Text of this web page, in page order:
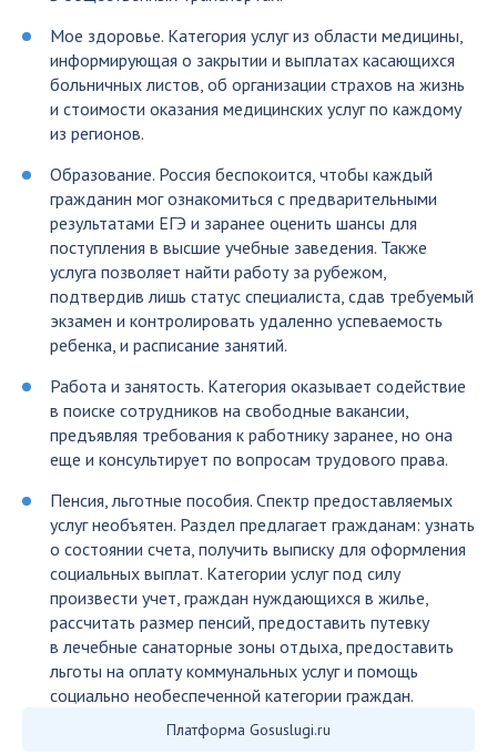
Мое здоровье. Категория услуг из области медицины,
информирующая о закрытии и выплатах касающихся
больничных листов, об организации страхов на жизнь
и стоимости оказания медицинских услуг по каждому
из регионов.
Образование. Россия беспокоится, чтобы каждый
гражданин мог ознакомиться с предварительными
результатами ЕГЭ и заранее оценить шансы для
поступления в высшие учебные заведения. Также
услуга позволяет найти работу за рубежом,
подтвердив лишь статус специалиста, сдав требуемый
экзамен и контролировать удаленно успеваемость
ребенка, и расписание занятий.
Работа и занятость. Категория оказывает содействие
в поиске сотрудников на свободные вакансии,
предъявляя требования к работнику заранее, но она
еще и консультирует по вопросам трудового права.
Пенсия, льготные пособия. Спектр предоставляемых
услуг необъятен. Раздел предлагает гражданам: узнать
о состоянии счета, получить выписку для оформления
социальных выплат. Категории услуг под силу
произвести учет, граждан нуждающихся в жилье,
рассчитать размер пенсий, предоставить путевку
в лечебные санаторные зоны отдыха, предоставить
льготы на оплату коммунальных услуг и помощь
социально необеспеченной категории граждан.
Платформа Gosuslugi.ru